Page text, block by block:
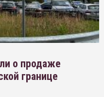
о продаже
границе